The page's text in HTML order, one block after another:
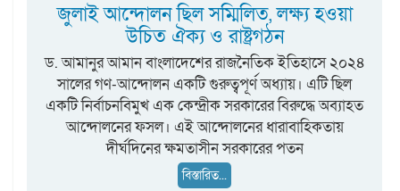
জুলাই আন্দোলন ছিল সম্মিলিত, লক্ষ্য হওয়া
উচিত ঐক্য ও রাষ্ট্রগঠন
ড. আমানুর আমান বাংলাদেশের রাজনৈতিক ইতিহাসে ২০২৪
সালের গণ-আন্দোলন একটি গুরুত্বপূর্ণ অধ্যায়। এটি ছিল
একটি নির্বাচনবিমুখ এক কেন্দ্রীক সরকারের বিরুদ্ধে অব্যাহত
আন্দোলনের ফসল। এই আন্দোলনের ধারাবাহিকতায়
দীর্ঘদিনের ক্ষমতাসীন সরকারের পতন
বিস্তারিত...